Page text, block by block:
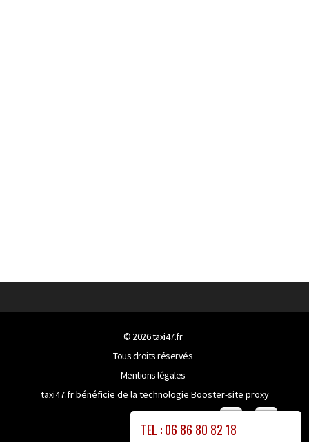
TEL : 06 86 80 82 18
© 2026taxi47.fr
Tous droits réservés
Mentions légales
taxi47.fr bénéficie de la technologie Booster-site proxy